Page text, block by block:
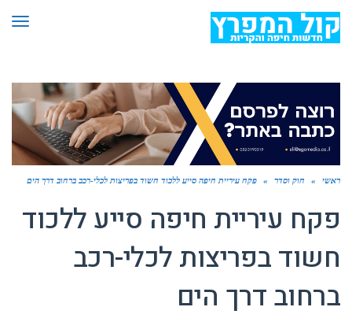
ראשי » חוק וסדר » פקח עיריית חיפה סייע ללכוד חשוד בפריצות לכלי-רכב ברחוב דרך הים
פקח עיריית חיפה סייע ללכוד
חשוד בפריצות לכלי-רכב
ברחוב דרך הים